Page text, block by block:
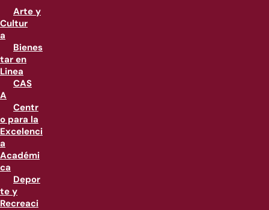
Arte y
Cultur
a
Bienes
tar en
Linea
CAS
A
Centr
o para la
Excelenci
a
Académi
ca
Depor
te y
Recreaci